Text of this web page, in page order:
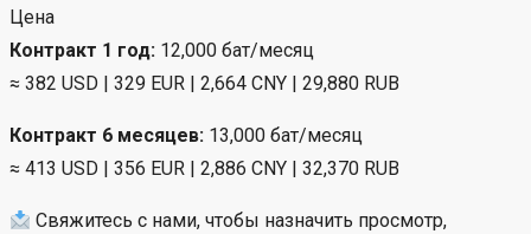
Цена
Контракт 1 год: 12,000 бат/месяц
≈ 382 USD | 329 EUR | 2,664 CNY | 29,880 RUB
Контракт 6 месяцев: 13,000 бат/месяц
≈ 413 USD | 356 EUR | 2,886 CNY | 32,370 RUB
Свяжитесь с нами, чтобы назначить просмотр,